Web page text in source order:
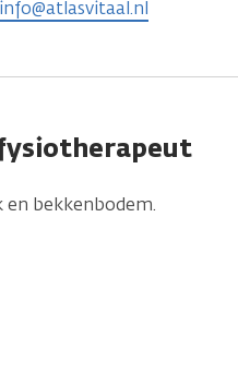
info@atlasvitaal.nl
en bekkenbodem.